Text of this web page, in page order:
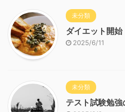
未分類
ダイエット開始
2025/6/11
未分類
テスト試験勉